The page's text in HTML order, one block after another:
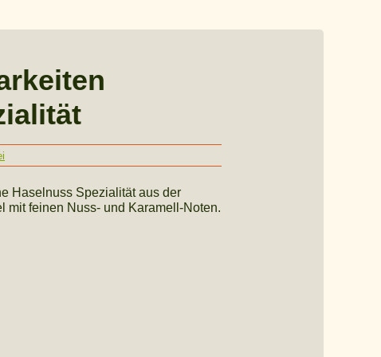
Haselnuss Spezialität aus der
feinen Nuss- und Karamell-Noten.